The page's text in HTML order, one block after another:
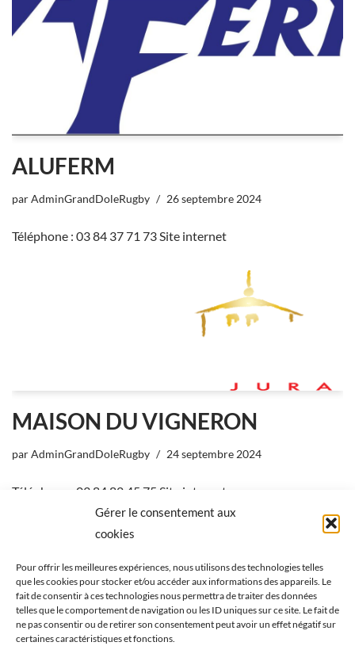
Gérer le consentement aux
cookies
Pour offrir les meilleures expériences, nous utilisons des technologies telles
que les cookies pour stocker et/ou accéder aux informations des appareils. Le
fait de consentir à ces technologies nous permettra de traiter des données
telles que le comportement de navigation ou les ID uniques sur ce site. Le fait de
ne pas consentir ou de retirer son consentement peut avoir un effet négatif sur
certaines caractéristiques et fonctions.
ALUFERM
parAdminGrandDoleRugby 26 septembre 2024
Téléphone : 03 84 37 71 73 Site internet
MAISON DU VIGNERON
parAdminGrandDoleRugby 24 septembre 2024
Téléphone : 03 84 82 45 75 Site internet
« Précédent 1 … 3 4 5 6 7
… 20 Suivant »